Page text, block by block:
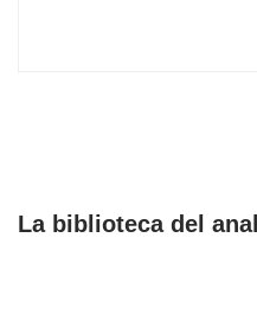
La biblioteca del